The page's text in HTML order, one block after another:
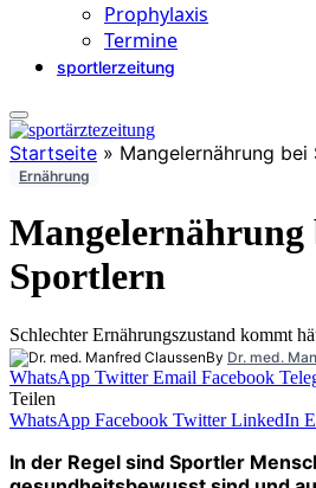
Prophylaxis
Termine
sportlerzeitung
Startseite » Mangelernährung
Ernährung
Mangelernährung
Sportlern
Schlechter Ernährungszustand kommt
By Dr. med.
WhatsApp Twitter Email Facebook
Teilen
WhatsApp Facebook Twitter LinkedIn
In der Regel sind Sportler